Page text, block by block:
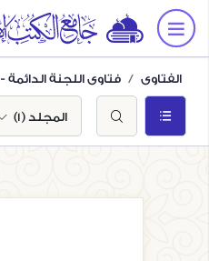
الفتاوى فتاوى اللجنة الدائمة - 1
المجلد (1)